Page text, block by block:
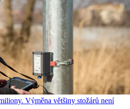
Výměna většiny stožárů není